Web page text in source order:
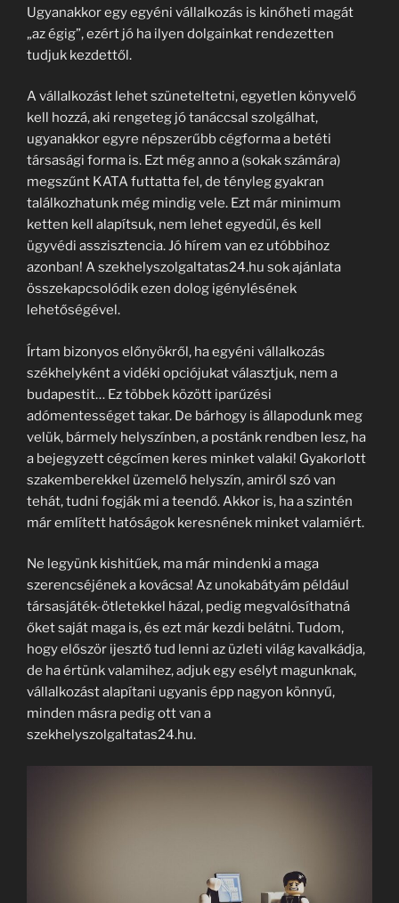
Ugyanakkor egy egyéni vállalkozás is kinőheti magát
„az égig”, ezért jó ha ilyen dolgainkat rendezetten
tudjuk kezdettől.
A vállalkozást lehet szüneteltetni, egyetlen könyvelő
kell hozzá, aki rengeteg jó tanáccsal szolgálhat,
ugyanakkor egyre népszerűbb cégforma a betéti
társasági forma is. Ezt még anno a (sokak számára)
megszűnt KATA futtatta fel, de tényleg gyakran
találkozhatunk még mindig vele. Ezt már minimum
ketten kell alapítsuk, nem lehet egyedül, és kell
ügyvédi asszisztencia. Jó hírem van ez utóbbihoz
azonban! A szekhelyszolgaltatas24.hu sok ajánlata
összekapcsolódik ezen dolog igénylésének
lehetőségével.
Írtam bizonyos előnyökről, ha egyéni vállalkozás
székhelyként a vidéki opciójukat választjuk, nem a
budapestit… Ez többek között iparűzési
adómentességet takar. De bárhogy is állapodunk meg
velük, bármely helyszínben, a postánk rendben lesz, ha
a bejegyzett cégcímen keres minket valaki! Gyakorlott
szakemberekkel üzemelő helyszín, amiről szó van
tehát, tudni fogják mi a teendő. Akkor is, ha a szintén
már említett hatóságok keresnének minket valamiért.
Ne legyünk kishitűek, ma már mindenki a maga
szerencséjének a kovácsa! Az unokabátyám például
társasjáték-ötletekkel házal, pedig megvalósíthatná
őket saját maga is, és ezt már kezdi belátni. Tudom,
hogy először ijesztő tud lenni az üzleti világ kavalkádja,
de ha értünk valamihez, adjuk egy esélyt magunknak,
vállalkozást alapítani ugyanis épp nagyon könnyű,
minden másra pedig ott van a
szekhelyszolgaltatas24.hu.